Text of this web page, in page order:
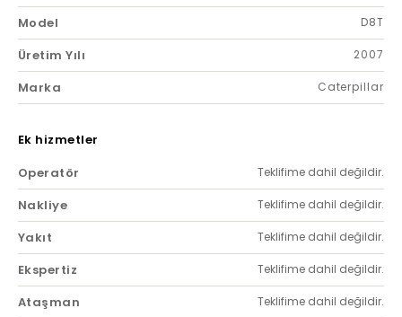
Model D8T
Üretim Yılı 2007
Marka Caterpillar
Ek hizmetler
Operatör
Teklifime dahil değildir.
Nakliye Teklifime dahil değildir.
Yakıt Teklifime dahil değildir.
Ekspertiz Teklifime dahil değildir.
Ataşman Teklifime dahil değildir.